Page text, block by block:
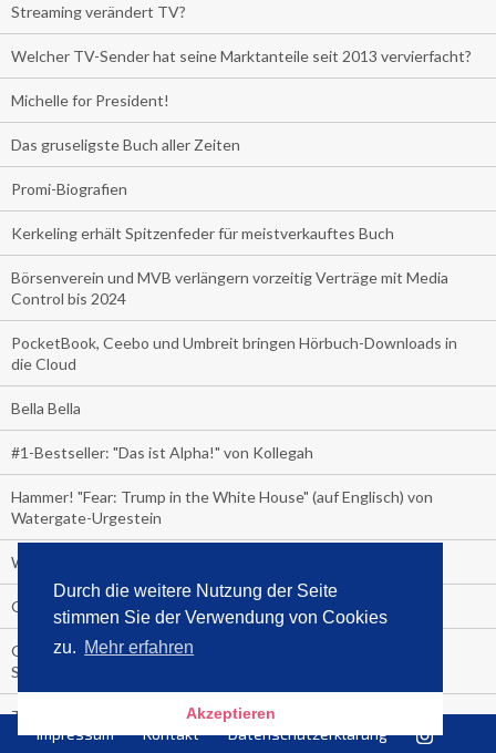
Durch die weitere Nutzung der Seite
stimmen Sie der Verwendung von Cookies
zu. Mehr erfahren
Akzeptieren
Streaming verändert TV?
Welcher TV-Sender hat seine Marktanteile seit 2013 vervierfacht?
Michelle for President!
Das gruseligste Buch aller Zeiten
Promi-Biografien
Kerkeling erhält Spitzenfeder für meistverkauftes Buch
Börsenverein und MVB verlängern vorzeitig Verträge mit Media
Control bis 2024
PocketBook, Ceebo und Umbreit bringen Hörbuch-Downloads in
die Cloud
Bella Bella
#1-Bestseller: "Das ist Alpha!" von Kollegah
Hammer! "Fear: Trump in the White House" (auf Englisch) von
Watergate-Urgestein
Wie alt sind die TV-Zuschauer
Geisterfahrer auf Überholspur
Gegen Einsamkeit: Single-Haushalte schauen täglich fast 6
Stunden TV
TV-Quote:
Impressum Kontakt Datenschutzerklärung